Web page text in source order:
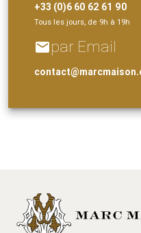
+33 (0)6 60 62 61 90
Tous les jours, de 9h à 19h
emailpar Email